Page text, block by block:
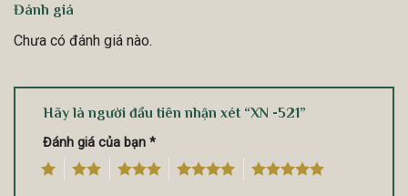
Đánh giá
Chưa có đánh giá nào.
Hãy là người đầu tiên nhận xét “XN -521”
Đánh giá của bạn *
4 5